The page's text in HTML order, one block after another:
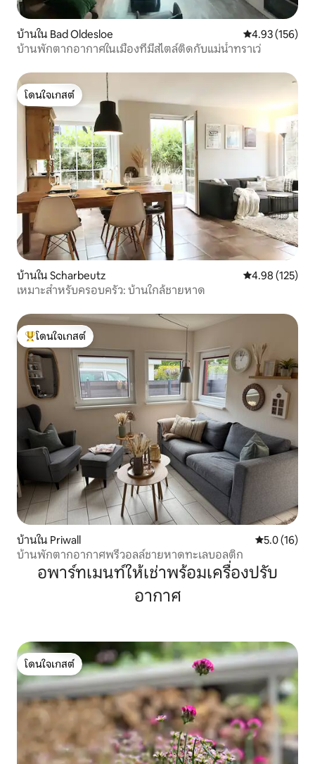
บ้านใน Bad Oldesloe คะแนนเฉลี่ย
4.93 (156)
บ้านพักตากอากาศในเมืองที่มีสไตล์ติดกับแม่น้ำทราเว่
โดนใจเกสต์
โดนใจเกสต์
บ้านใน Scharbeutz คะแนนเฉลี่ย
4.98 (125)
เหมาะสำหรับครอบครัว: บ้านใกล้ชายหาด
โดนใจเกสต์ที่สุด
โดนใจเกสต์
บ้านใน Priwall คะแนนเฉลี่ย
5.0 (16)
บ้านพักตากอากาศพรีวอลล์ชายหาดทะเลบอลติก
อพาร์ทเมนท์ให้เช่าพร้อมเครื่องปรับ
อากาศ
โดนใจเกสต์
โดนใจเกสต์